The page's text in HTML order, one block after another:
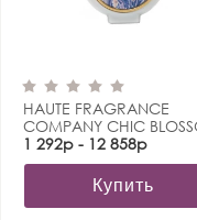
HAUTE FRAGRANCE
COMPANY CHIC
1 292р - 12 858р
Купить